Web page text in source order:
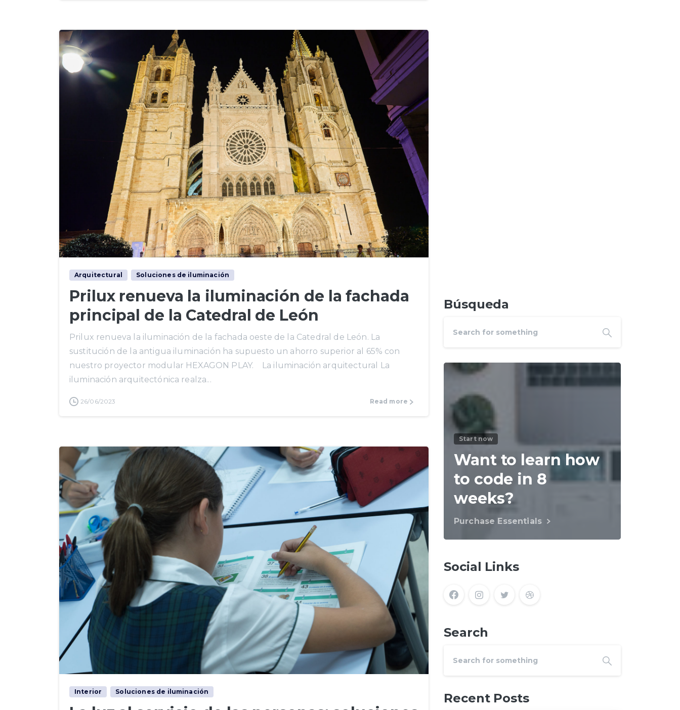
Arquitectural Soluciones de iluminación
Prilux renueva la iluminación de la fachada
principal de la Catedral de León
Prilux renueva la iluminación de la fachada oeste de la Catedral de León. La
sustitución de la antigua iluminación ha supuesto un ahorro superior al 65% con
nuestro proyector modular HEXAGON PLAY. La iluminación arquitectural La
iluminación arquitectónica realza...
26/06/2023 Read more
Interior Soluciones de iluminación
Búsqueda
Start now
Want to learn how
to code in 8
weeks?
Purchase Essentials
Social Links
Search
Recent Posts